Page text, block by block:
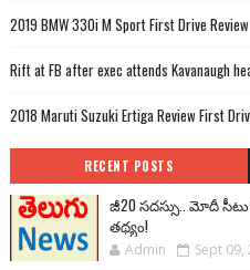
2019 BMW 330i M Sport First Drive Review
Rift at FB after exec attends Kavanaugh
2018 Maruti Suzuki Ertiga Review First
RECENT POSTS
జీ20 సదస్సు.. మోదీ సీటు
తథ్యం!
Admin Sept 09,